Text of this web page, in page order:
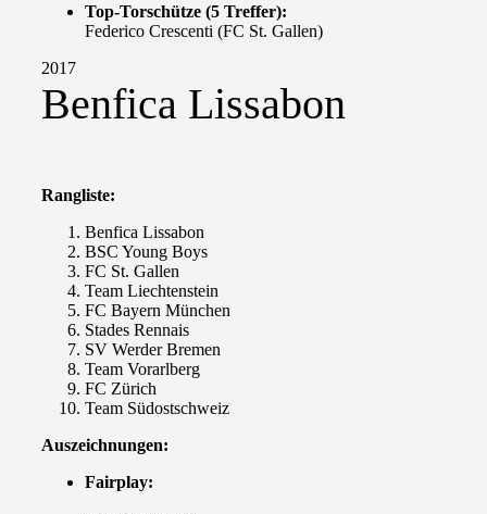
Top-Torschütze (5 Treffer):
Federico Crescenti (FC St. Gallen)
2017
Benfica Lissabon
Rangliste:
Benfica Lissabon
BSC Young Boys
FC St. Gallen
Team Liechtenstein
FC Bayern München
Stades Rennais
SV Werder Bremen
Team Vorarlberg
FC Zürich
Team Südostschweiz
Auszeichnungen:
Fairplay: